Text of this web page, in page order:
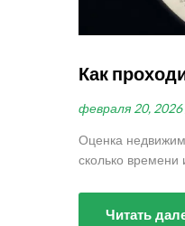
Как
февраля 20, 2026
Оценка
сколько времени
Читать